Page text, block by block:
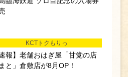
KCTトクもりっ
速報】老舗おはぎ屋「甘党の店
と」倉敷店が8月OP！